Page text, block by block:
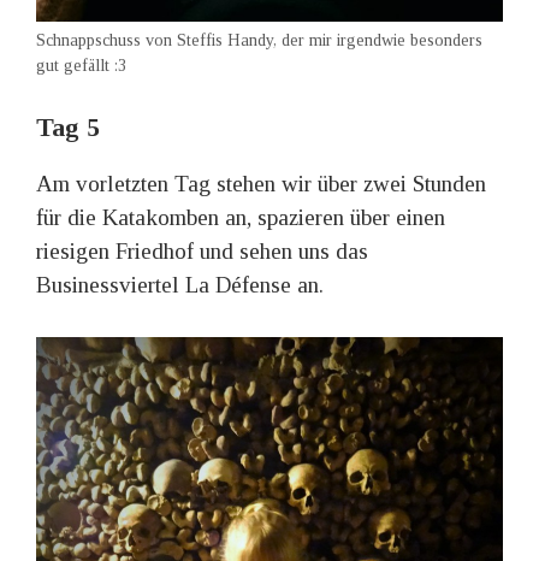
Schnappschuss von Steffis Handy, der mir irgendwie besonders
gut gefällt :3
Tag 5
Am vorletzten Tag stehen wir über zwei Stunden
für die Katakomben an, spazieren über einen
riesigen Friedhof und sehen uns das
Businessviertel La Défense an.